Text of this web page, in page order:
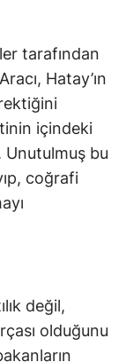
tarafından
Hatay’ın
içindeki
Unutulmuş bu
coğrafi
değil,
olduğunu